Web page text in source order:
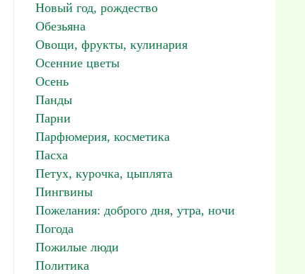
Новый год, рождество
Обезьяна
Овощи, фрукты, кулинария
Осенние цветы
Осень
Панды
Парни
Парфюмерия, косметика
Пасха
Петух, курочка, цыплята
Пингвины
Пожелания: доброго дня, утра, ночи
Погода
Пожилые люди
Политика